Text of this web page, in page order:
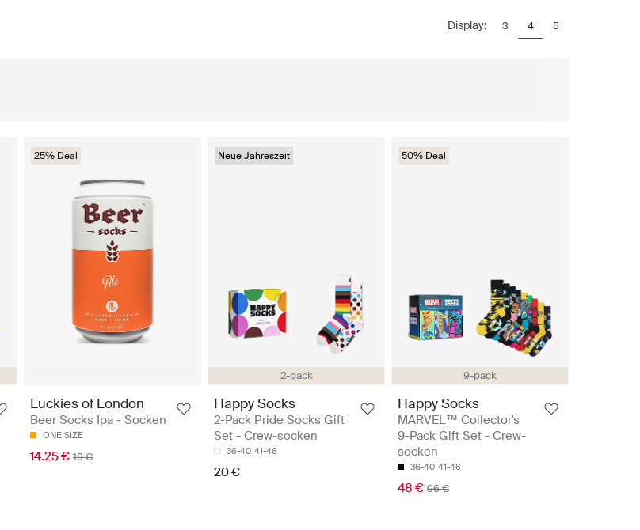
Display: 3 4 5
25% Deal
Luckies of London
Beer Socks Ipa - Socken
ONE SIZE
14.25 € 19 €
2-pack
Neue Jahreszeit
Happy Socks
2-Pack Pride Socks Gift
Set - Crew-socken
36-40 41-46
20 €
9-pack
50% Deal
Happy Socks
MARVEL™ Collector's
9-Pack Gift Set - Crew-
socken
36-40 41-46
48 € 96 €